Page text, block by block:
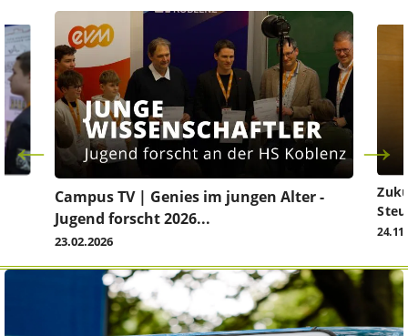
Campus TV | Genies im jungen Alter -
Jugend forscht 2026...
23.02.2026